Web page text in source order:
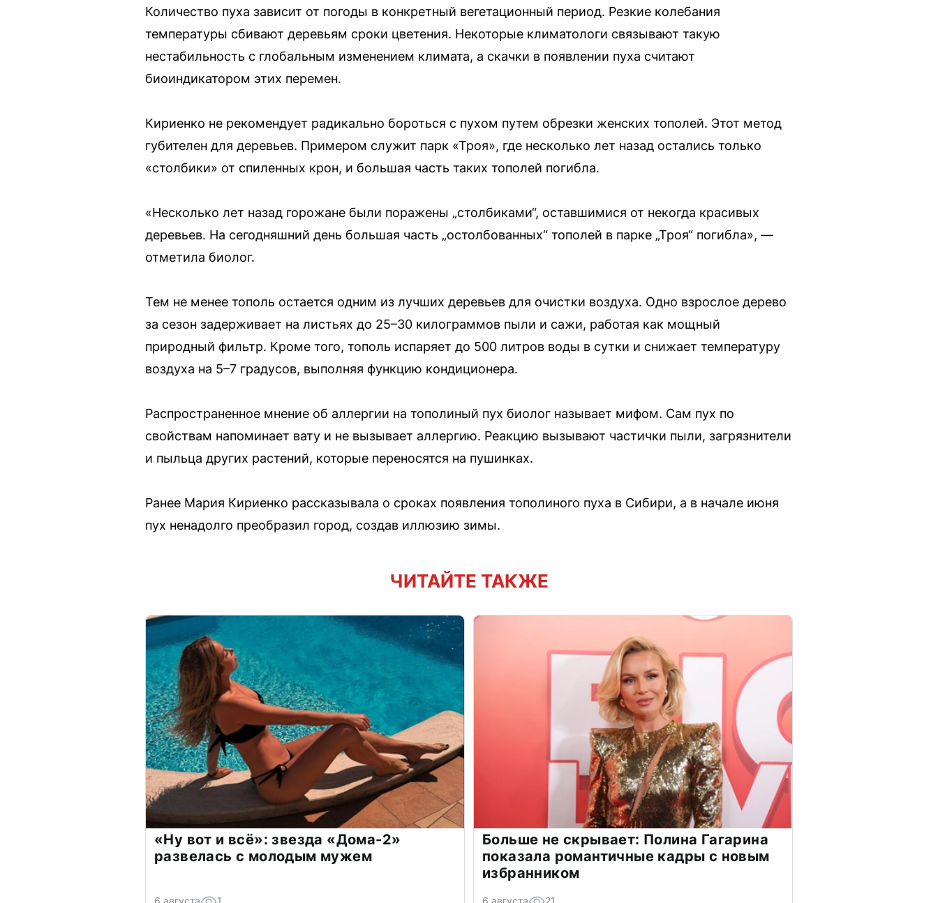
Количество пуха зависит от погоды в конкретный вегетационный период. Резкие колебания
температуры сбивают деревьям сроки цветения. Некоторые климатологи связывают такую
нестабильность с глобальным изменением климата, а скачки в появлении пуха считают
биоиндикатором этих перемен.
Кириенко не рекомендует радикально бороться с пухом путем обрезки женских тополей. Этот метод
губителен для деревьев. Примером служит парк «Троя», где несколько лет назад остались только
«столбики» от спиленных крон, и большая часть таких тополей погибла.
«Несколько лет назад горожане были поражены „столбиками“, оставшимися от некогда красивых
деревьев. На сегодняшний день большая часть „остолбованных“ тополей в парке „Троя“ погибла», —
отметила биолог.
Тем не менее тополь остается одним из лучших деревьев для очистки воздуха. Одно взрослое дерево
за сезон задерживает на листьях до 25–30 килограммов пыли и сажи, работая как мощный
природный фильтр. Кроме того, тополь испаряет до 500 литров воды в сутки и снижает температуру
воздуха на 5–7 градусов, выполняя функцию кондиционера.
Распространенное мнение об аллергии на тополиный пух биолог называет мифом. Сам пух по
свойствам напоминает вату и не вызывает аллергию. Реакцию вызывают частички пыли, загрязнители
и пыльца других растений, которые переносятся на пушинках.
Ранее Мария Кириенко рассказывала о сроках появления тополиного пуха в Сибири, а в начале июня
пух ненадолго преобразил город, создав иллюзию зимы.
ЧИТАЙТЕ ТАКЖЕ
«Ну вот и всё»: звезда «Дома-2»
развелась с молодым мужем
6 августа 1
Больше не скрывает: Полина Гагарина
показала романтичные кадры с новым
избранником
6 августа 21